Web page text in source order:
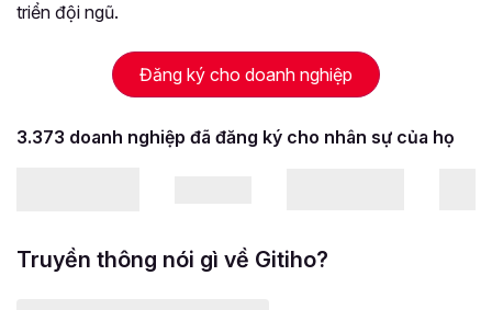
triển đội ngũ.
Đăng ký cho doanh nghiệp
3.373 doanh nghiệp đã đăng ký cho nhân sự của họ
Truyền thông nói gì về Gitiho?